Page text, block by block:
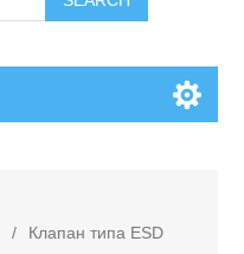
/ Клапан типа ESD